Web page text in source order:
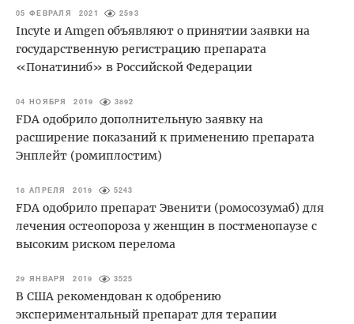
05 ФЕВРАЛЯ 2021 2593
Incyte и Amgen объявляют о принятии заявки на
государственную регистрацию препарата
«Понатиниб» в Российской Федерации
04 НОЯБРЯ 2019 3892
FDA одобрило дополнительную заявку на
расширение показаний к применению препарата
Энплейт (ромиплостим)
18 АПРЕЛЯ 2019 5243
FDA одобрило препарат Эвенити (ромосозумаб) для
лечения остеопороза у женщин в постменопаузе с
высоким риском перелома
29 ЯНВАРЯ 2019 3525
В США рекомендован к одобрению
экспериментальный препарат для терапии